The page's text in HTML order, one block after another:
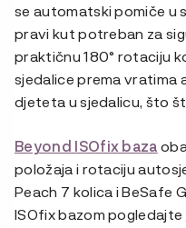
se automatski pomiče u
pravi kut potreban za
praktičnu 180° rotaciju
sjedalice prema vratima
djeteta u sjedalicu, što
Beyond ISOfix baza
položaja i rotaciju
Peach 7 kolica i BeSafe
ISOfix bazom pogledajte